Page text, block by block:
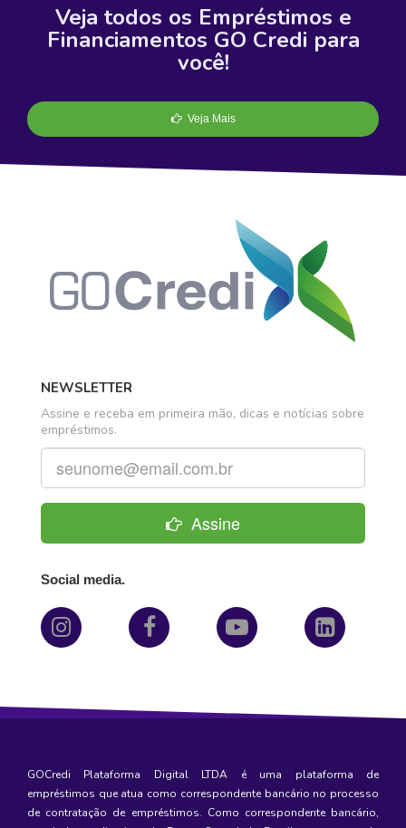
Veja todos os Empréstimos e
Financiamentos GO Credi para
você!
Veja Mais
NEWSLETTER
Assine e receba em primeira mão, dicas e notícias sobre
empréstimos.
Assine
Social media.
GOCredi Plataforma Digital LTDA é uma plataforma de
empréstimos que atua como correspondente bancário no processo
de contratação de empréstimos. Como correspondente bancário,